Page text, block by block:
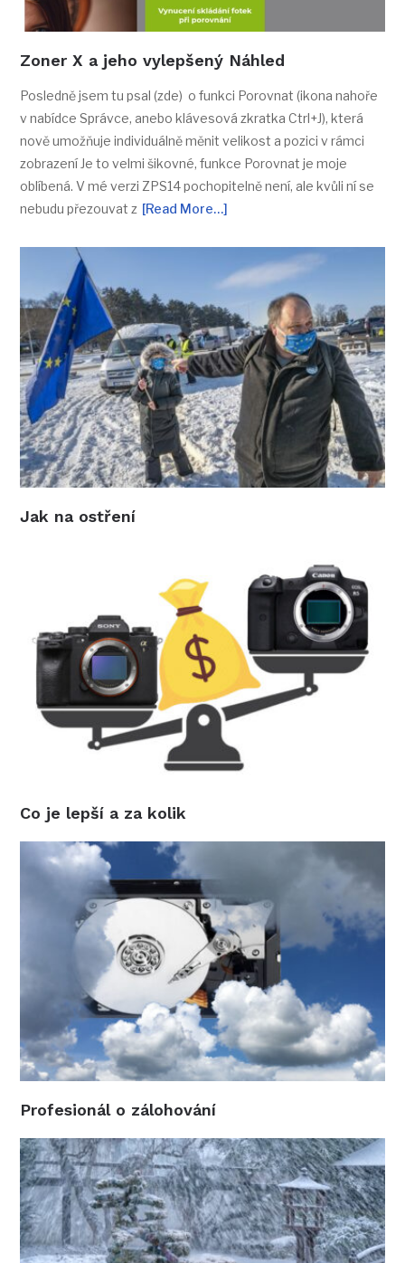
Zoner X a jeho vylepšený Náhled
Posledně jsem tu psal (zde) o funkci Porovnat (ikona nahoře
v nabídce Správce, anebo klávesová zkratka Ctrl+J), která
nově umožňuje individuálně měnit velikost a pozici v rámci
zobrazení Je to velmi šikovné, funkce Porovnat je moje
oblíbená. V mé verzi ZPS14 pochopitelně není, ale kvůli ní se
nebudu přezouvat z [Read More…]
Jak na ostření
Co je lepší a za kolik
Profesionál o zálohování